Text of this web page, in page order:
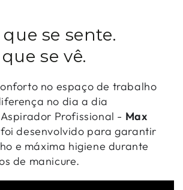
se sente.
se vê.
no espaço de trabalho
no dia a dia
Profissional - Max
foi desenvolvido para garantir
e máxima higiene durante
de manicure.